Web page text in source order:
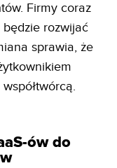
Firmy coraz
rozwijać
sprawia, że
ów do